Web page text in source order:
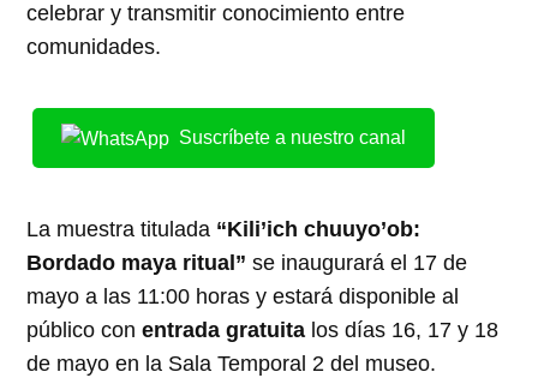
celebrar y transmitir conocimiento entre
comunidades.
Suscríbete a nuestro canal
La muestra titulada “Kili’ich chuuyo’ob:
Bordado maya ritual” se inaugurará el 17 de
mayo a las 11:00 horas y estará disponible al
público conentrada gratuita los días 16, 17 y 18
de mayo en la Sala Temporal 2 del museo.